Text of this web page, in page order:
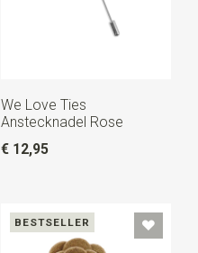
We Love Ties
Anstecknadel Rose
€ 12,95
BESTSELLER